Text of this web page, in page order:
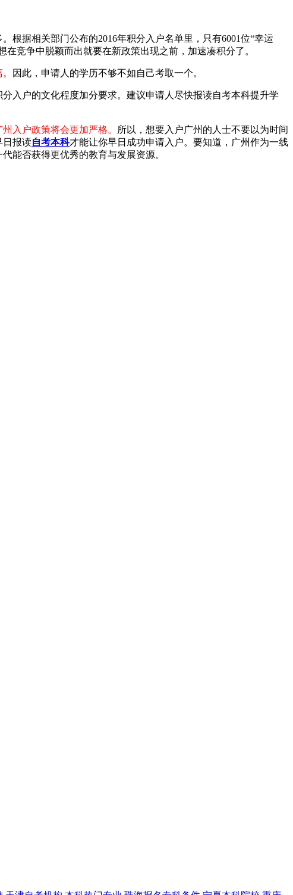
据相关部门公布的2016年积分入户名单里，只有6001位“幸运
竞争中脱颖而出就要在新政策出现之前，加速凑积分了。
因此，申请人的学历不够不如自己考取一个。
户的文化程度加分要求。建议申请人尽快报读自考本科提升学
入户政策将会更加严格。
所以，想要入户广州的人士不要以为时间
日报读自考本科才能让你早日成功申请入户。要知道，广州作为一线
能否获得更优秀的教育与发展资源。